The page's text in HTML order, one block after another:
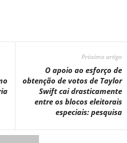
Próximo artigo
O apoio ao esforço de
obtenção de votos de Taylor
Swift cai drasticamente
entre os blocos eleitorais
especiais: pesquisa